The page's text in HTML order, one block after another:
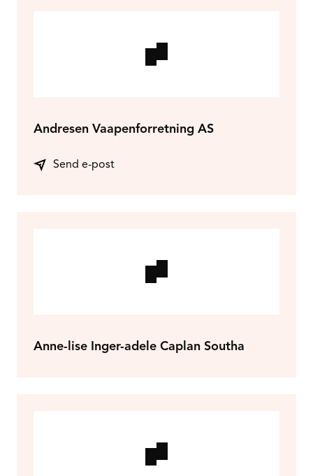
Andresen Vaapenforretning AS
Send e-post
Anne-lise Inger-adele Caplan Southa